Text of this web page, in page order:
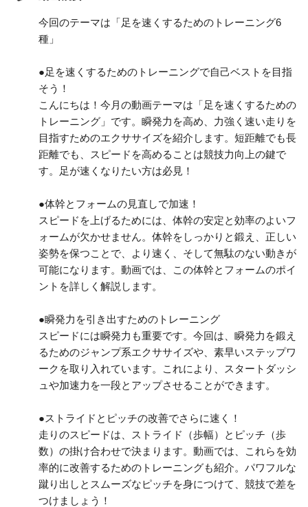
今回のテーマは「足を速くするためのトレーニング6
種」
●足を速くするためのトレーニングで自己ベストを目指
そう！
こんにちは！今月の動画テーマは「足を速くするための
トレーニング」です。瞬発力を高め、力強く速い走りを
目指すためのエクササイズを紹介します。短距離でも長
距離でも、スピードを高めることは競技力向上の鍵で
す。足が速くなりたい方は必見！
●体幹とフォームの見直しで加速！
スピードを上げるためには、体幹の安定と効率のよいフ
ォームが欠かせません。体幹をしっかりと鍛え、正しい
姿勢を保つことで、より速く、そして無駄のない動きが
可能になります。動画では、この体幹とフォームのポイ
ントを詳しく解説します。
●瞬発力を引き出すためのトレーニング
スピードには瞬発力も重要です。今回は、瞬発力を鍛え
るためのジャンプ系エクササイズや、素早いステップワ
ークを取り入れています。これにより、スタートダッシ
ュや加速力を一段とアップさせることができます。
●ストライドとピッチの改善でさらに速く！
走りのスピードは、ストライド（歩幅）とピッチ（歩
数）の掛け合わせで決まります。動画では、これらを効
率的に改善するためのトレーニングも紹介。パワフルな
蹴り出しとスムーズなピッチを身につけて、競技で差を
つけましょう！